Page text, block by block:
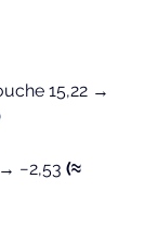
15,22 →
−2,53 (≈